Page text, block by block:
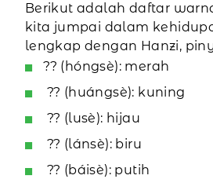
Berikut adalah daftar
kita jumpai dalam
lengkap dengan Hanzi,
?? (hóngsè): merah
?? (huángsè): kuning
?? (lusè): hijau
?? (lánsè): biru
?? (báisè): putih